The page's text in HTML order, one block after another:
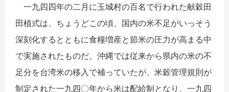
一九四四年の二月に玉城村の百名で行われた献穀田
田植式は、ちょうどこの頃、国内の米不足がいっそう
深刻化するとともに食糧増産と節米の圧力が高まる中
で実施されたものだ。沖縄では従来から県内の米の不
足分を台湾米の移入で補っていたが、米穀管理規則が
制定された一九四〇年から米は配給制となり、一九四